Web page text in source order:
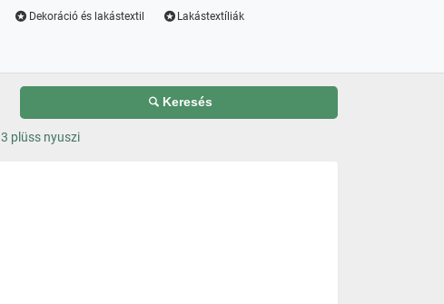
Dekoráció és lakástextil Lakástextíliák
Keresés
3 plüss nyuszi